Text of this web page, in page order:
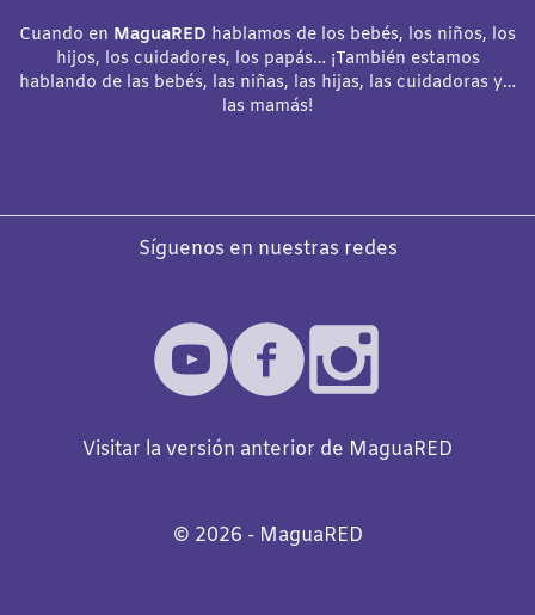
Cuando en MaguaRED hablamos de los bebés, los niños, los
hijos, los cuidadores, los papás… ¡También estamos
hablando de las bebés, las niñas, las hijas, las cuidadoras y…
las mamás!
Síguenos en nuestras redes
Visitar la versión anterior de MaguaRED
©️ 2026 - MaguaRED